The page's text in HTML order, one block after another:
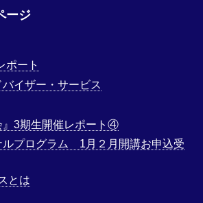
ージ
ポート
イザー・サービス
』3期生開催レポート④
ルプログラム 1月２月開講お申込受
とは